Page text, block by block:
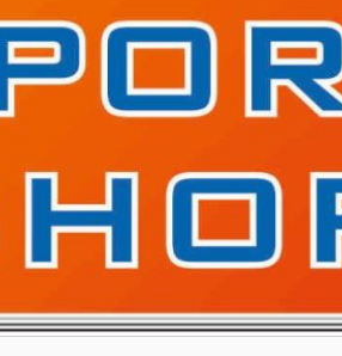
WKS wygrywa pierwszą
Gwdzie Wielkiej
I mamy kolejne gry
granie przed nami